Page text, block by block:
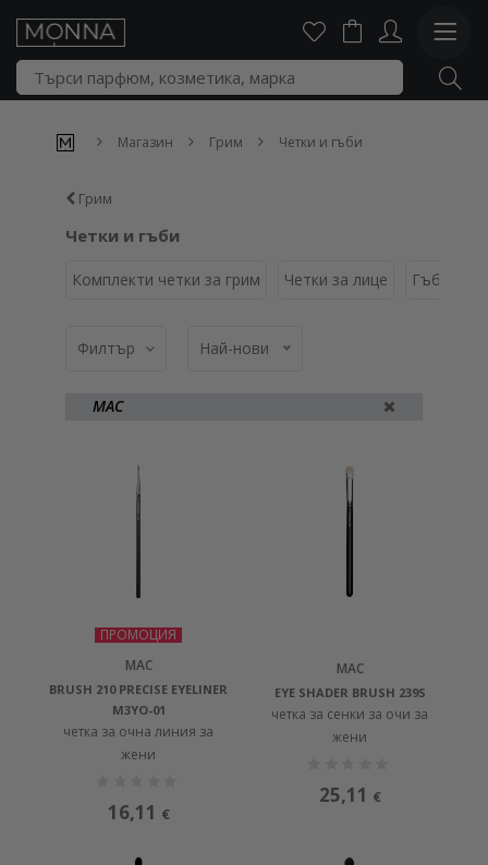
Магазин Грим Четки и гъби
Грим
Четки и гъби
Комплекти четки за грим Четки за лице Гъбички
Филтър Най-нови
MAC
ПРОМОЦИЯ
MAC
BRUSH 210 PRECISE EYELINER
M3YO-01
четка за очна линия за
жени
16,11 €
MAC
EYE SHADER BRUSH 239S
четка за сенки за очи за
жени
25,11 €